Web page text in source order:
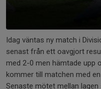
Idag väntas ny match i
senast från ett oavgjort
med 2-0 men hämtade upp
kommer till matchen med
Senaste mötet mellan